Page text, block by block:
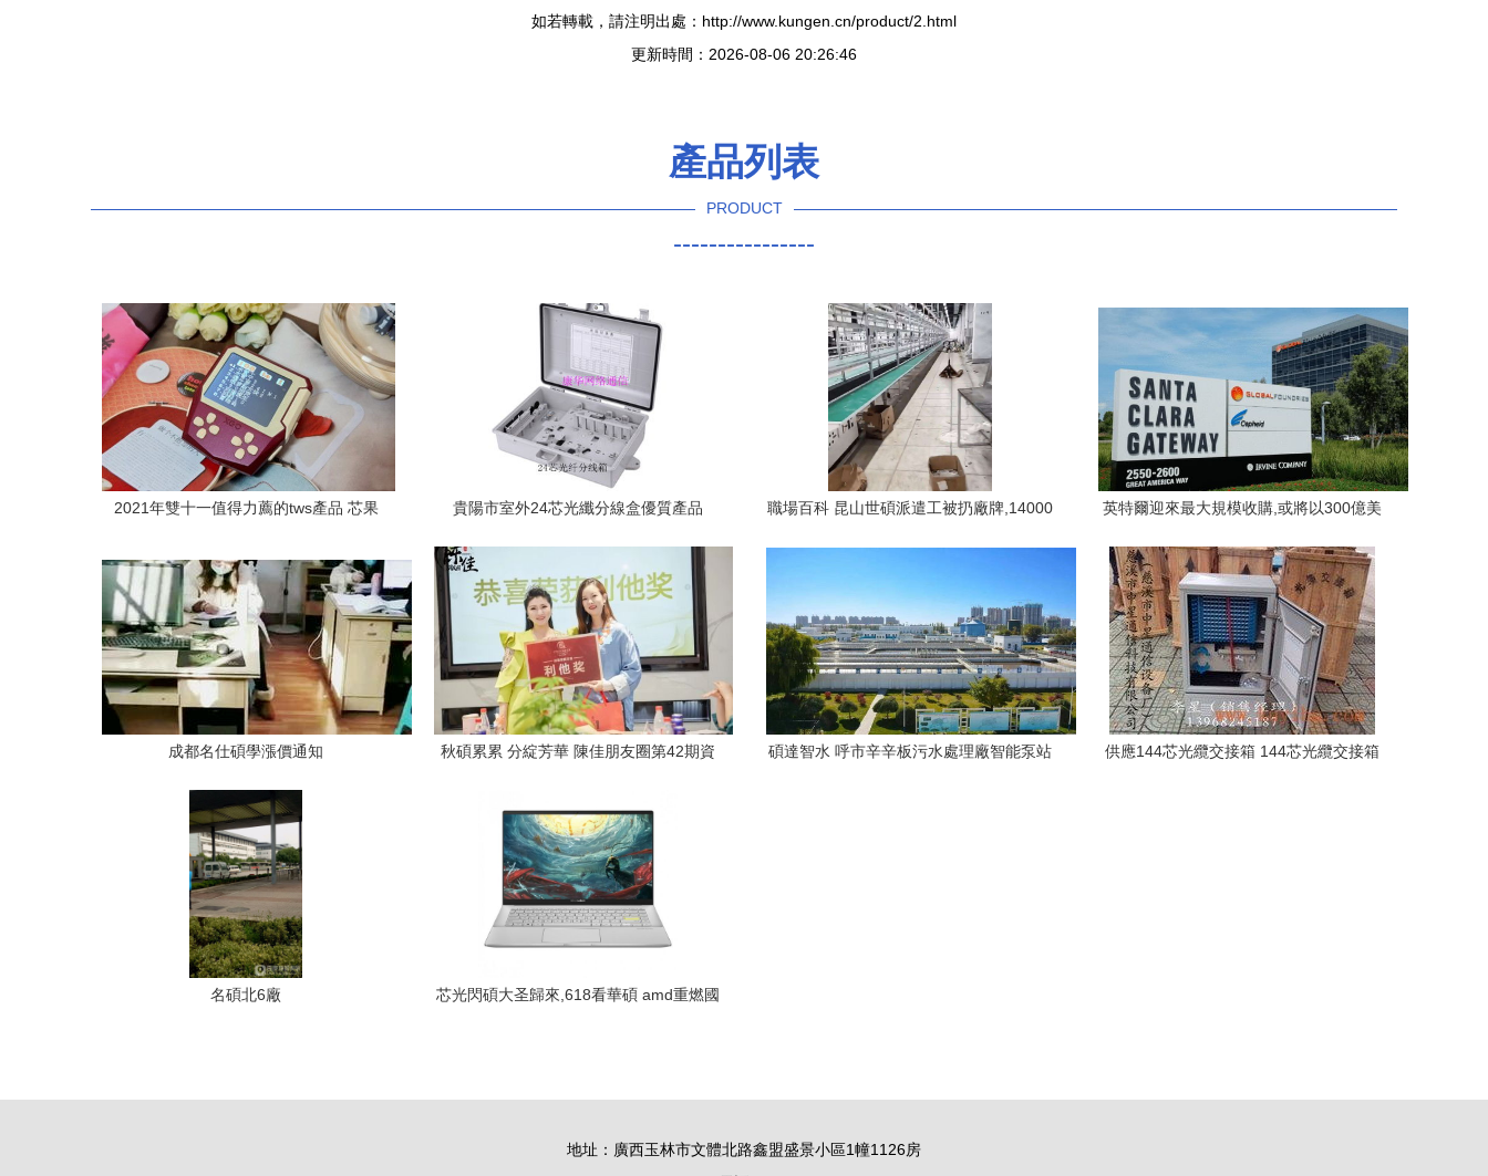
如若轉載，請注明出處：http://www.kungen.cn/product/2.html
更新時間：2026-08-06 20:26:46
產品列表
PRODUCT
----------------
2021年雙十一值得力薦的tws產品 芯果
貴陽市室外24芯光纖分線盒優質產品
職場百科 昆山世碩派遣工被扔廠牌,14000
英特爾迎來最大規模收購,或將以300億美
成都名仕碩學漲價通知
秋碩累累 分綻芳華 陳佳朋友圈第42期資
碩達智水 呼市辛辛板污水處理廠智能泵站
供應144芯光纜交接箱 144芯光纜交接箱
名碩北6廠
芯光閃碩大圣歸來,618看華碩 amd重燃國
地址：廣西玉林市文體北路鑫盟盛景小區1幢1126房